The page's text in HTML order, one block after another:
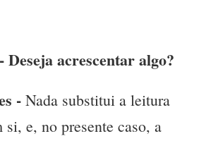
acrescentar algo?
-Nada substitui a leitura
si, e, no presente caso, a